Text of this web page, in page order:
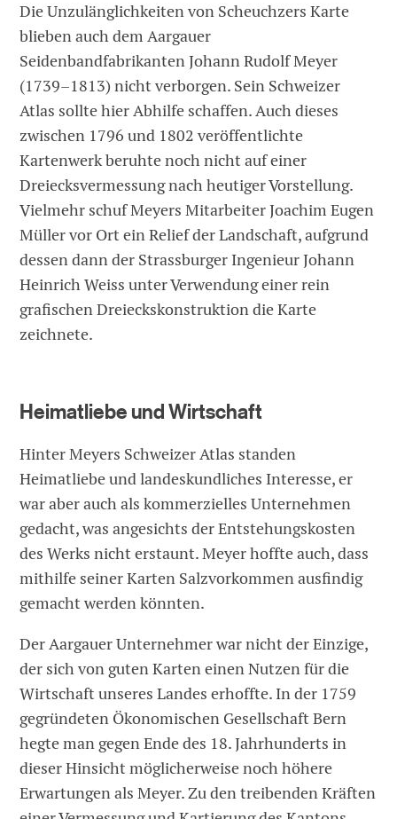
Die Unzulänglichkeiten von Scheuch­zers Karte
blieben auch dem Aargauer
Seidenbandfabrikanten Johann Rudolf Meyer
(1739–1813) nicht verborgen. Sein Schweizer
Atlas sollte hier Abhilfe schaffen. Auch dieses
zwischen 1796 und 1802 veröffentlichte
Kartenwerk beruhte noch nicht auf einer
Dreiecksvermessung nach heutiger Vorstellung.
Vielmehr schuf Meyers Mitarbeiter Joa­chim Eugen
Müller vor Ort ein Re­lief der Landschaft, aufgrund
dessen dann der Strassburger Ingenieur Johann
Heinrich Weiss unter Verwendung einer rein
grafischen Dreieckskonstruktion die Karte
zeichnete.
Heimatliebe und Wirtschaft
Hinter Meyers Schweizer Atlas standen
Heimatliebe und landeskundliches Interesse, er
war aber auch als kommerzielles Unternehmen
gedacht, was angesichts der Entstehungskosten
des Werks nicht erstaunt. Meyer hoffte auch, dass
mithilfe seiner Karten Salzvorkommen ausfindig
gemacht werden könnten.
Der Aargauer Unternehmer war nicht der Einzige,
der sich von guten Karten einen Nutzen für die
Wirtschaft unseres Landes erhoffte. In der 1759
gegründeten Ökonomischen Gesellschaft Bern
hegte man gegen Ende des 18. Jahrhunderts in
dieser Hinsicht möglicherweise noch höhere
Erwartungen als Meyer. Zu den treibenden Kräften